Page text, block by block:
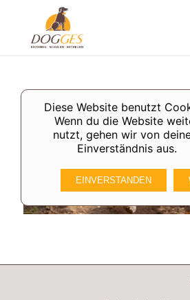
Diese Website benutzt
Wenn du die Website
nutzt, gehen wir von
Einverständnis aus.
EINVERSTANDEN